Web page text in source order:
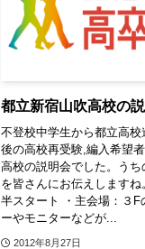
都立新宿山吹高校の
不登校中学生から都立高
後の高校再受験,編入希望
高校の説明会でした。うち
を皆さんにお伝えします
半スタート ・主会場：３F
ーやモニターなどが...
2012年8月27日